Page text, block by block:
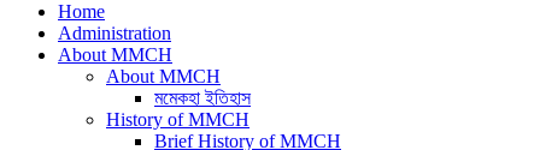
Home
Administration
About MMCH
About MMCH
মমেকহা ইতিহাস
History of MMCH
Brief History of MMCH